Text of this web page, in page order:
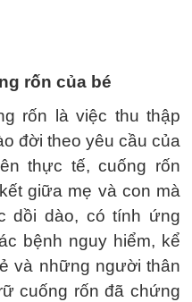
rốn của bé
rốn là việc thu thập
đời theo yêu cầu của
thực tế, cuống rốn
giữa mẹ và con mà
dồi dào, có tính ứng
bệnh nguy hiểm, kể
và những người thân
cuống rốn đã chứng